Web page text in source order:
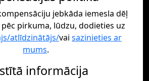
jebkāda iemesla dēļ
pirkuma, lūdzu, dodieties uz
atlīdzinātājs/vai sazinieties ar
mums.
informācija